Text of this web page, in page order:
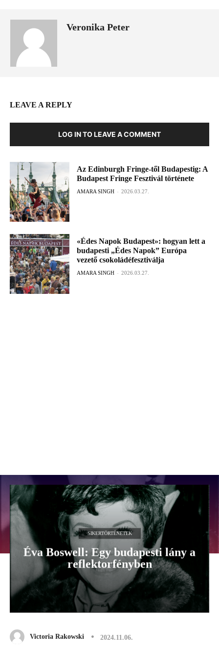
Veronika Peter
LEAVE A REPLY
LOG IN TO LEAVE A COMMENT
Az Edinburgh Fringe-től Budapestig: A
Budapest Fringe Fesztivál története
AMARA SINGH - 2026.03.27.
«Édes Napok Budapest»: hogyan lett a
budapesti „Édes Napok” Európa
vezető csokoládéfesztiválja
AMARA SINGH - 2026.03.27.